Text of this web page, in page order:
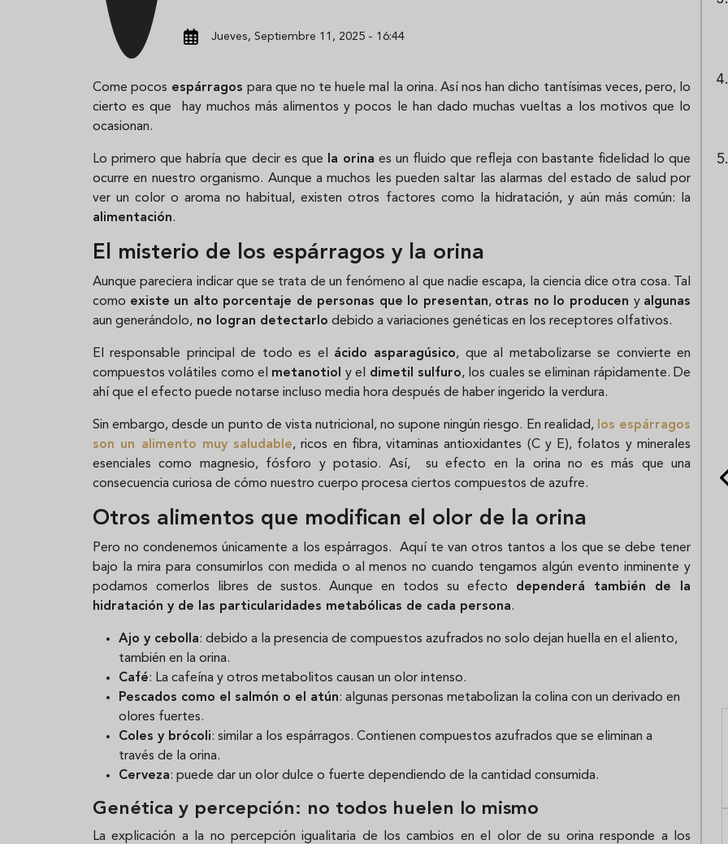
Jueves, Septiembre 11, 2025 - 16:44
Come pocos espárragos para que no te huele mal la orina. Así nos han dicho tantísimas veces, pero, lo
cierto es que hay muchos más alimentos y pocos le han dado muchas vueltas a los motivos que lo
ocasionan.
Lo primero que habría que decir es que la orina es un fluido que refleja con bastante fidelidad lo que
ocurre en nuestro organismo. Aunque a muchos les pueden saltar las alarmas del estado de salud por
ver un color o aroma no habitual, existen otros factores como la hidratación, y aún más común: la
alimentación.
El misterio de los espárragos y la orina
Aunque pareciera indicar que se trata de un fenómeno al que nadie escapa, la ciencia dice otra cosa. Tal
como existe un alto porcentaje de personas que lo presentan, otras no lo producen y algunas
aun generándolo, no logran detectarlo debido a variaciones genéticas en los receptores olfativos.
El responsable principal de todo es el ácido asparagúsico, que al metabolizarse se convierte en
compuestos volátiles como el metanotiol y el dimetil sulfuro, los cuales se eliminan rápidamente. De
ahí que el efecto puede notarse incluso media hora después de haber ingerido la verdura.
Sin embargo, desde un punto de vista nutricional, no supone ningún riesgo. En realidad, los espárragos
son un alimento muy saludable, ricos en fibra, vitaminas antioxidantes (C y E), folatos y minerales
esenciales como magnesio, fósforo y potasio. Así, su efecto en la orina no es más que una
consecuencia curiosa de cómo nuestro cuerpo procesa ciertos compuestos de azufre.
Otros alimentos que modifican el olor de la orina
Pero no condenemos únicamente a los espárragos. Aquí te van otros tantos a los que se debe tener
bajo la mira para consumirlos con medida o al menos no cuando tengamos algún evento inminente y
podamos comerlos libres de sustos. Aunque en todos su efecto dependerá también de la
hidratación y de las particularidades metabólicas de cada persona.
Ajo y cebolla: debido a la presencia de compuestos azufrados no solo dejan huella en el aliento,
también en la orina.
Café: La cafeína y otros metabolitos causan un olor intenso.
Pescados como el salmón o el atún: algunas personas metabolizan la colina con un derivado en
olores fuertes.
Coles y brócoli: similar a los espárragos. Contienen compuestos azufrados que se eliminan a
través de la orina.
Cerveza: puede dar un olor dulce o fuerte dependiendo de la cantidad consumida.
Genética y percepción: no todos huelen lo mismo
La explicación a la no percepción igualitaria de los cambios en el olor de su orina responde a los